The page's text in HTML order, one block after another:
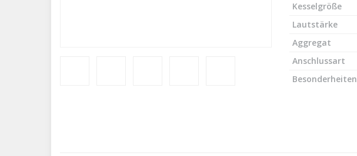
Kesselgröße
Lautstärke
Aggregat
Anschlussart
Besonderheiten